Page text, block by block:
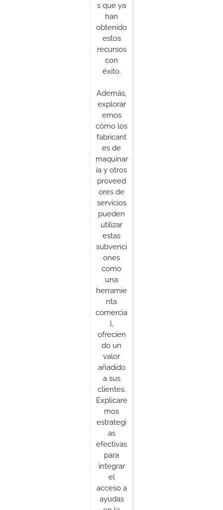
s que ya
han
obtenido
estos
recursos
con
éxito.
Además,
explorar
emos
cómo los
fabricant
es de
maquinar
ia y otros
proveed
ores de
servicios
pueden
utilizar
estas
subvenci
ones
como
una
herramie
nta
comercia
l,
ofrecien
do un
valor
añadido
a sus
clientes.
Explicare
mos
estrategi
as
efectivas
para
integrar
el
acceso a
ayudas